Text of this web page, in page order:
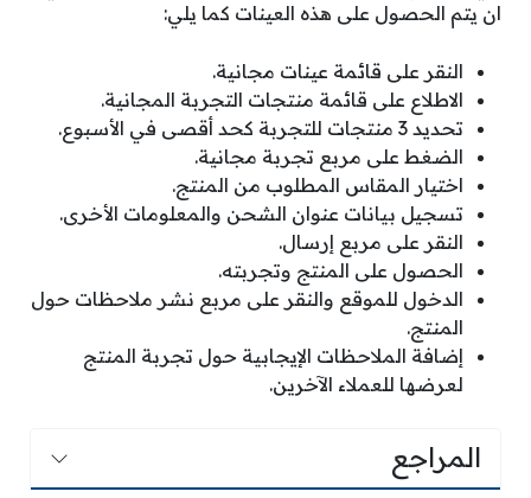
ان يتم الحصول على هذه العينات كما يلي:
النقر على قائمة عينات مجانية.
الاطلاع على قائمة منتجات التجربة المجانية.
تحديد 3 منتجات للتجربة كحد أقصى في الأسبوع.
الضغط على مربع تجربة مجانية.
اختيار المقاس المطلوب من المنتج.
تسجيل بيانات عنوان الشحن والمعلومات الأخرى.
النقر على مربع إرسال.
الحصول على المنتج وتجربته.
الدخول للموقع والنقر على مربع نشر ملاحظات حول
المنتج.
إضافة الملاحظات الإيجابية حول تجربة المنتج
لعرضها للعملاء الآخرين.
المراجع